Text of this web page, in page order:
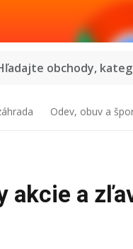
obchody,
Odev, obuv a
akcie a